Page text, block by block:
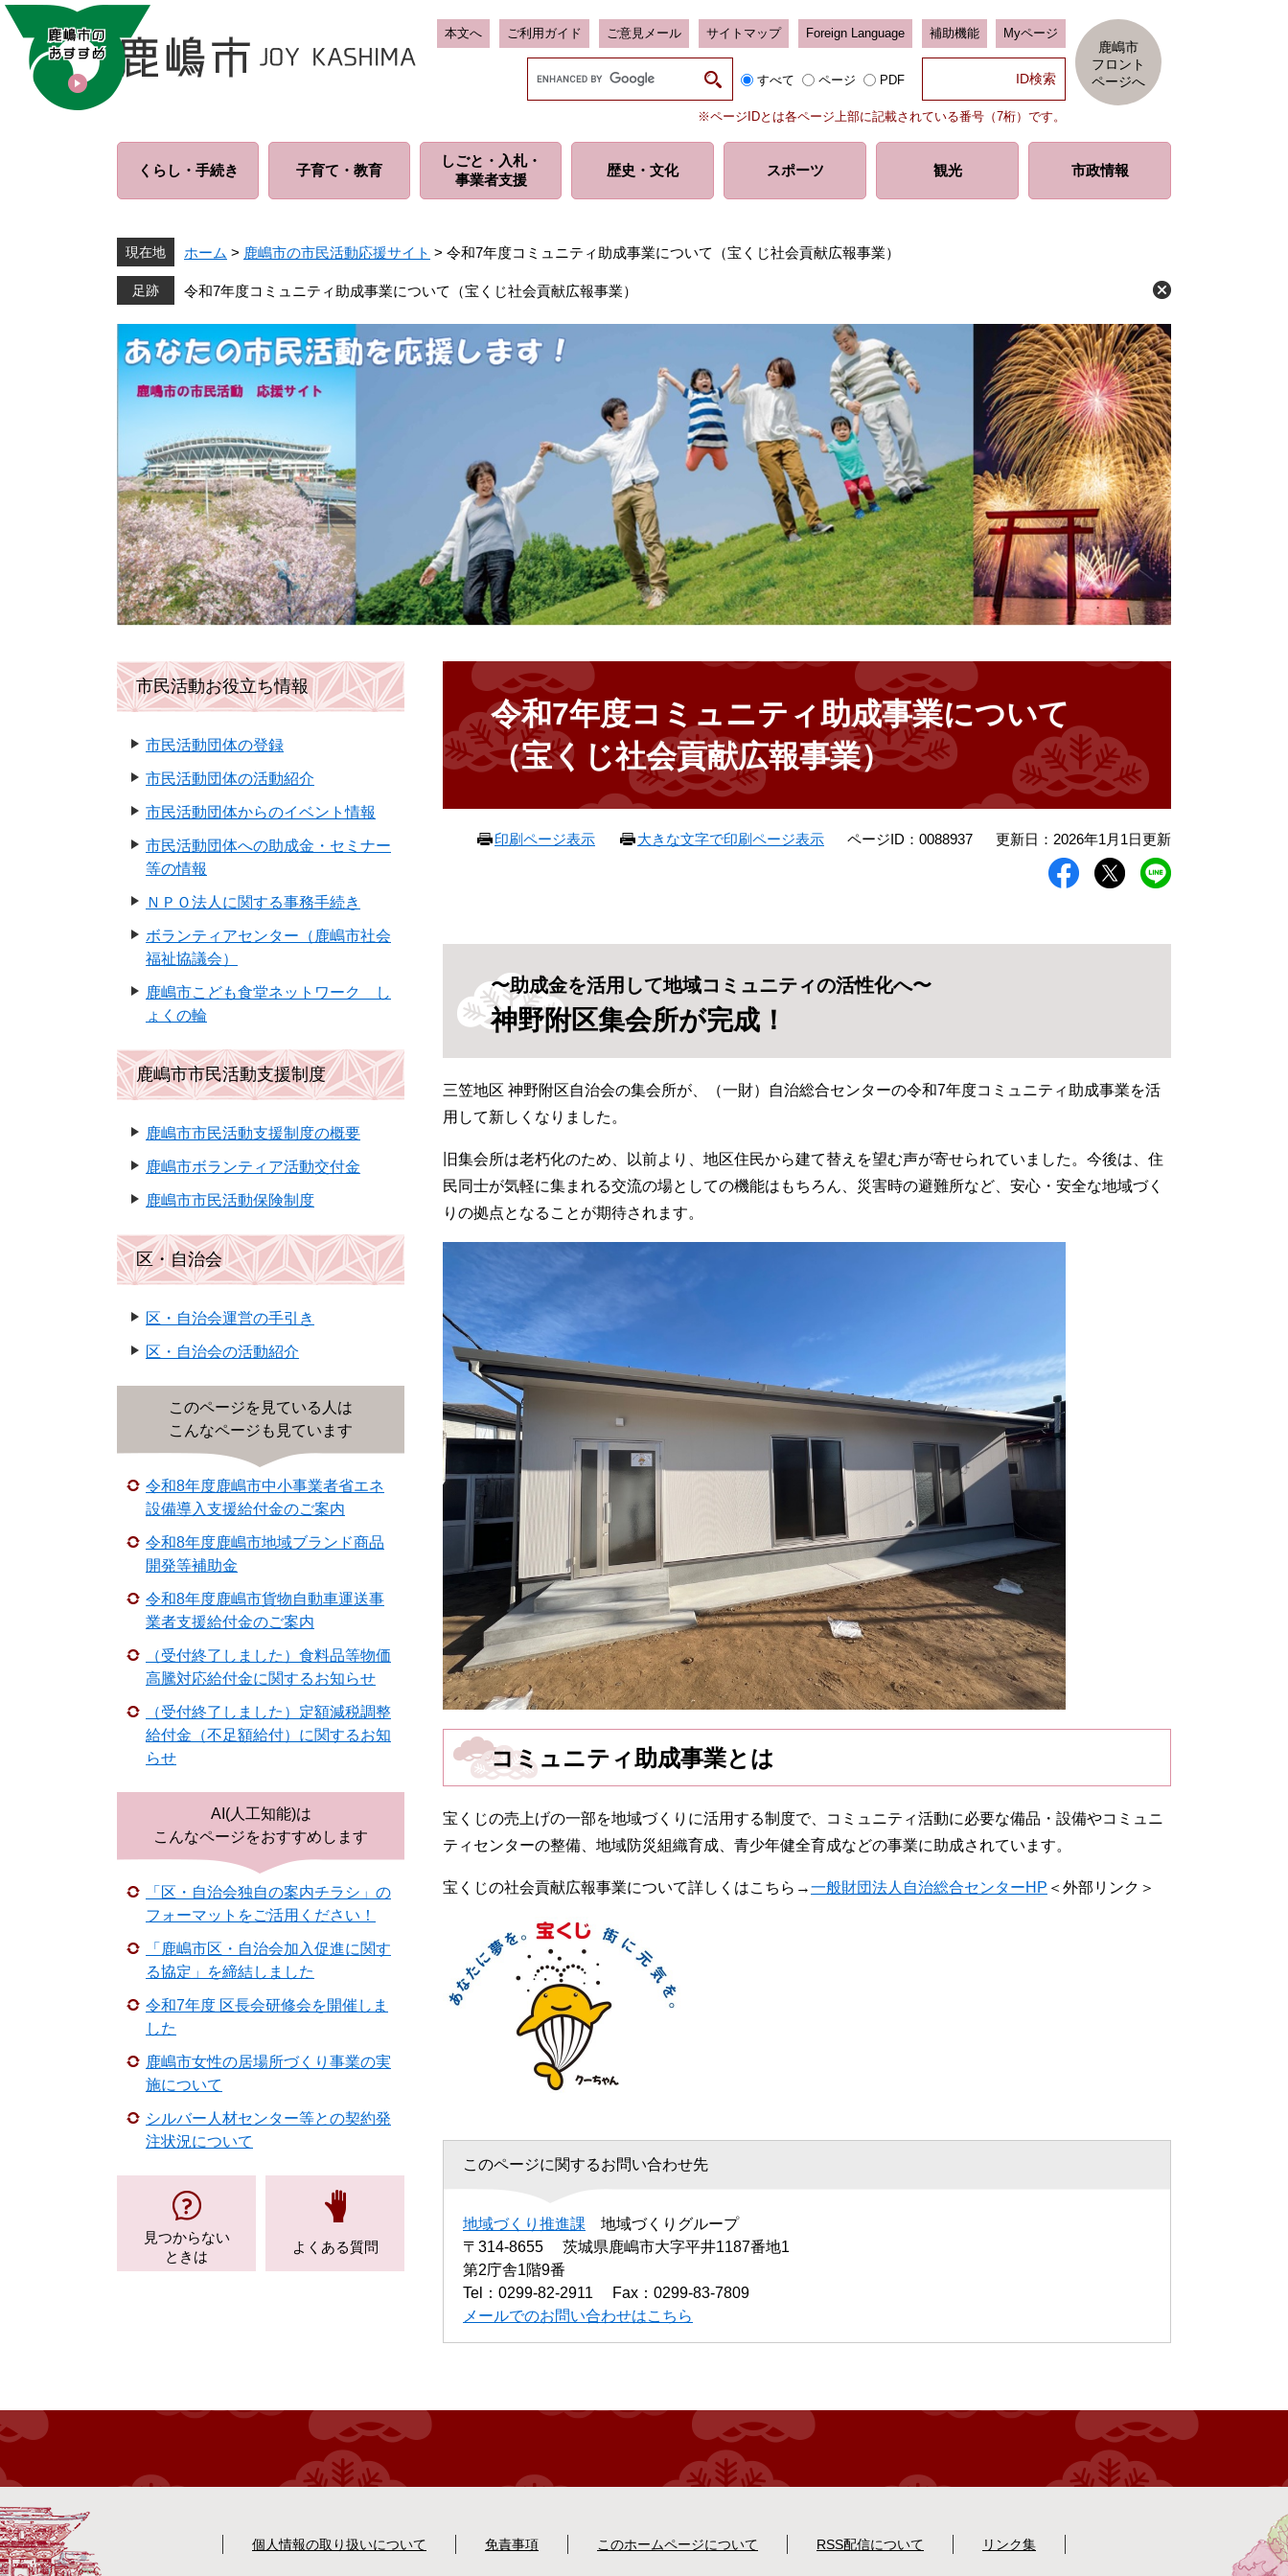
ペ
メ
本文へ ご利用ガイド ご意見メール サイトマップ Foreign Language 補助機能 Myページ
ム
索
すべて ページ PDF
※ページIDとは各ページ上部に記載されている番号（7桁）です。
鹿嶋市
フロント
ページへ
くらし・ 手続き 子育て・ 教育
しごと・入札・
事業者支援
歴史・ 文化 スポーツ 観光 市政情報
現在地 ホーム > 鹿嶋市の市民活動応援サイト > 令和7年度コミュニティ助成事業について（宝くじ社会貢献広報事業）
令和7年度コミュニティ助成事業について（宝くじ社会貢献広報事業）
令和7年度コミュニティ助成事業について
（宝くじ社会貢献広報事業）
印刷ページ表示 大きな文字で印刷ページ表示 ページID：0088937 更新日：2026年1月1日更新
〜助成金を活用して地域コミュニティの活性化へ〜
神野附区集会所が完成！
三笠地区 神野附区自治会の集会所が、（一財）自治総合センターの令和7年度コミュニティ助成事業を活
用して新しくなりました。
旧集会所は老朽化のため、以前より、地区住民から建て替えを望む声が寄せられていました。今後は、住
民同士が気軽に集まれる交流の場としての機能はもちろん、災害時の避難所など、安心・安全な地域づく
りの拠点となることが期待されます。
コミュニティ助成事業とは
宝くじの売上げの一部を地域づくりに活用する制度で、コミュニティ活動に必要な備品・設備やコミュニ
ティセンターの整備、地域防災組織育成、青少年健全育成などの事業に助成されています。
宝くじの社会貢献広報事業について詳しくはこちら→一般財団法人自治総合センターHP ＜外部リンク＞
このページに関するお問い合わせ先
地域づくり推進課
地域づくりグループ
〒314-8655
茨城県鹿嶋市大字平井1187番地1
第2庁舎1階9番
Tel：0299-82-2911
Fax：0299-83-7809
メールでのお問い合わせはこちら
市民活動お役立ち情報
市民活動団体の登録
市民活動団体の活動紹介
市民活動団体からのイベント情報
市民活動団体への助成金・セミナー
等の情報
ＮＰＯ法人に関する事務手続き
ボランティアセンター（鹿嶋市社会
福祉協議会）
鹿嶋市こども食堂ネットワーク し
ょくの輪
鹿嶋市市民活動支援制度
鹿嶋市市民活動支援制度の概要
鹿嶋市ボランティア活動交付金
鹿嶋市市民活動保険制度
区・自治会
区・自治会運営の手引き
区・自治会の活動紹介
このページを見ている人は
こんなページも見ています
令和8年度鹿嶋市中小事業者省エネ
設備導入支援給付金のご案内
令和8年度鹿嶋市地域ブランド商品
開発等補助金
令和8年度鹿嶋市貨物自動車運送事
業者支援給付金のご案内
（受付終了しました）食料品等物価
高騰対応給付金に関するお知らせ
（受付終了しました）定額減税調整
給付金（不足額給付）に関するお知
らせ
AI(人工知能)は
こんなページをおすすめします
「区・自治会独自の案内チラシ」の
フォーマットをご活用ください！
「鹿嶋市区・自治会加入促進に関す
る協定」を締結しました
令和7年度 区長会研修会を開催しま
した
鹿嶋市女性の居場所づくり事業の実
施について
シルバー人材センター等との契約発
注状況について
見つからない
ときは
よくある質問
個人情報の取り扱いについて 免責事項 このホームページについて RSS配信について リンク集